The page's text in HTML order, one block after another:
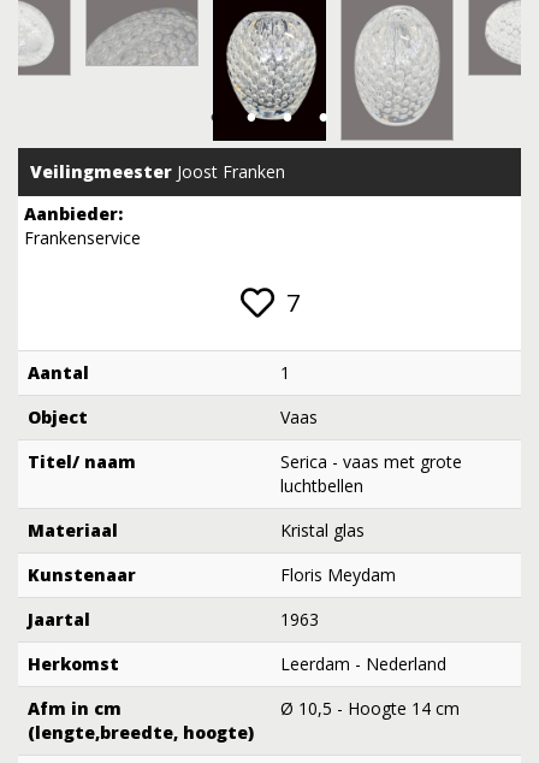
Veilingmeester Joost Franken
Aanbieder:
Frankenservice
7
Aantal
1
Object
Vaas
Titel/ naam
Serica - vaas met grote
luchtbellen
Materiaal
Kristal glas
Kunstenaar
Floris Meydam
Jaartal
1963
Herkomst
Leerdam - Nederland
Afm in cm
(lengte,breedte, hoogte)
Ø 10,5 - Hoogte 14 cm